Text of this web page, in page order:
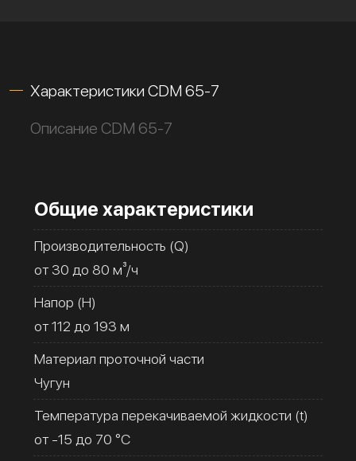
Характеристики CDM 65-7
Описание CDM 65-7
Общие характеристики
Производительность (Q)
от 30 до 80 м³/ч
Напор (H)
от 112 до 193 м
Материал проточной части
Чугун
Температура перекачиваемой жидкости (t)
от -15 до 70 °C